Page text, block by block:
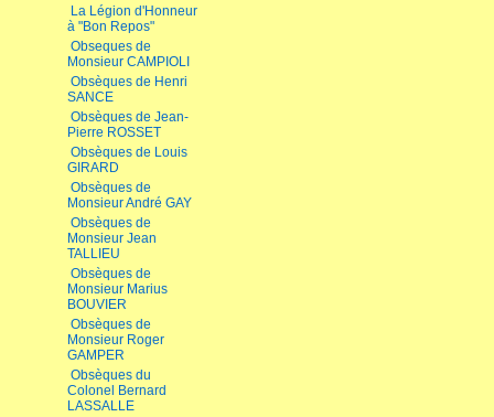
La Légion d'Honneur
à "Bon Repos"
Obseques de
Monsieur CAMPIOLI
Obsèques de Henri
SANCE
Obsèques de Jean-
Pierre ROSSET
Obsèques de Louis
GIRARD
Obsèques de
Monsieur André GAY
Obsèques de
Monsieur Jean
TALLIEU
Obsèques de
Monsieur Marius
BOUVIER
Obsèques de
Monsieur Roger
GAMPER
Obsèques du
Colonel Bernard
LASSALLE